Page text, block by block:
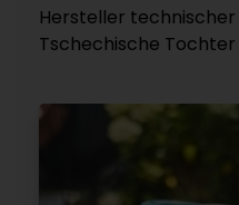
Hersteller
Tschechische